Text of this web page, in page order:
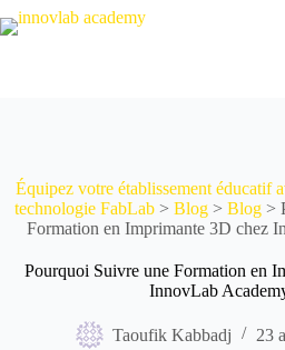
Équipez votre établissement éducatif
technologie FabLab> Blog> Blog>
Formation en Imprimante 3D chez
Pourquoi Suivre une Formation en
InnovLab
Taoufik Kabbadj 23